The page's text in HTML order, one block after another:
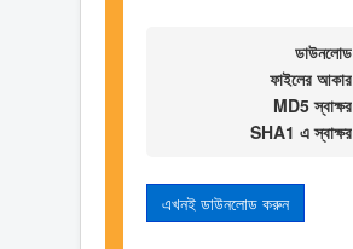
ডাউনলোড
ফাইলের আকার
MD5 স্বাক্ষর
SHA1 এ স্বাক্ষর
এখনই ডাউনলোড করুন